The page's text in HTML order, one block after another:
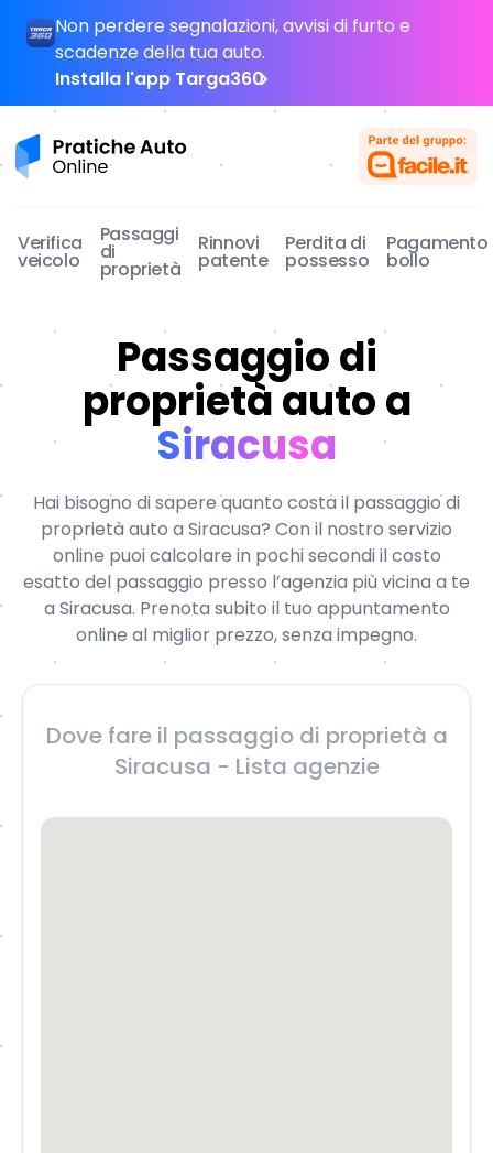
Non perdere segnalazioni, avvisi di furto e
scadenze della tua auto.
Installa l'app Targa360
Pratiche Auto Online
Verifica
veicolo
Passaggi
di
proprietà
Rinnovi
patente
Perdita di
possesso
Pagamento
bollo
Passaggio di
proprietà auto a
Siracusa
Hai bisogno di sapere quanto costa il passaggio di
proprietà auto a Siracusa? Con il nostro servizio
online puoi calcolare in pochi secondi il costo
esatto del passaggio presso l’agenzia più vicina a te
a Siracusa. Prenota subito il tuo appuntamento
online al miglior prezzo, senza impegno.
Dove fare il passaggio di proprietà a
Siracusa - Lista agenzie